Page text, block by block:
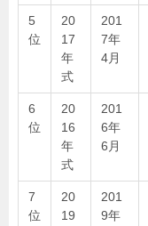
5
位
20
17
年
式
201
7年
4月
6
位
20
16
年
式
201
6年
6月
7
位
20
19
201
9年